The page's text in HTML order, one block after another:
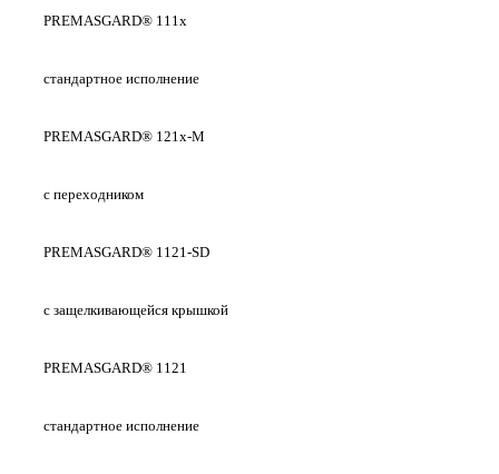
PREMASGARD® 111x
стандартное исполнение
PREMASGARD® 121x-M
с переходником
PREMASGARD® 1121-SD
с защелкивающейся крышкой
PREMASGARD® 1121
стандартное исполнение